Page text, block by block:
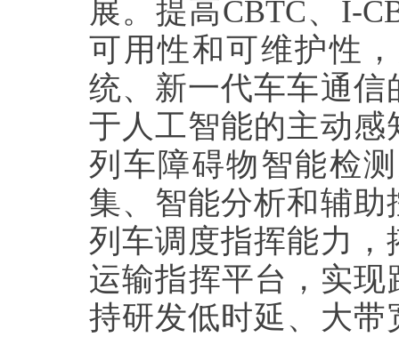
展。提高CBTC、 I-
可用性和可维护性
统、新一代车车通
于人工智能的主动
列车障碍物智能检
集、智能分析和辅
列车调度指挥能力
运输指挥平台，实现
持研发低时延、大